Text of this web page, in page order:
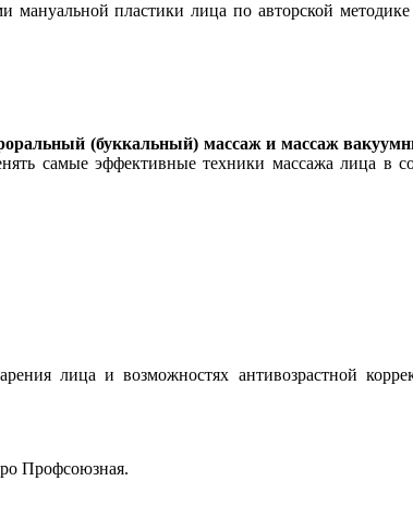
мануальной пластики лица по авторской
(буккальный) массаж и массаж
самые эффективные техники массажа лица в
лица и возможностях антивозрастной
Профсоюзная.